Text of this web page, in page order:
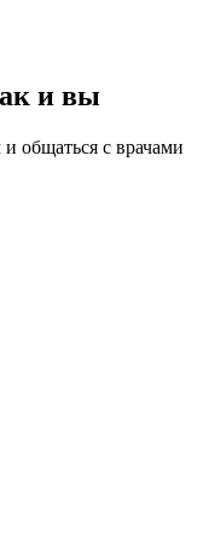
и вы
общаться с врачами